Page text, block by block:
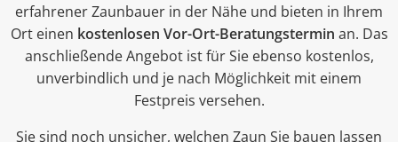
erfahrener Zaunbauer in der Nähe und bieten in Ihrem
Ort einen kostenlosen Vor-Ort-Beratungstermin an. Das
anschließende Angebot ist für Sie ebenso kostenlos,
unverbindlich und je nach Möglichkeit mit einem
Festpreis versehen.
Sie sind noch unsicher, welchen Zaun Sie bauen lassen